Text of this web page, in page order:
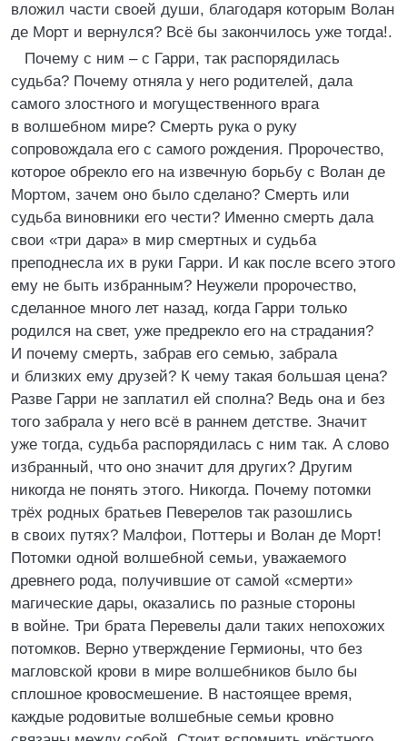
вложил части своей души, благодаря которым Волан
де Морт и вернулся? Всё бы закончилось уже тогда!.
Почему с ним – с Гарри, так распорядилась
судьба? Почему отняла у него родителей, дала
самого злостного и могущественного врага
в волшебном мире? Смерть рука о руку
сопровождала его с самого рождения. Пророчество,
которое обрекло его на извечную борьбу с Волан де
Мортом, зачем оно было сделано? Смерть или
судьба виновники его чести? Именно смерть дала
свои «три дара» в мир смертных и судьба
преподнесла их в руки Гарри. И как после всего этого
ему не быть избранным? Неужели пророчество,
сделанное много лет назад, когда Гарри только
родился на свет, уже предрекло его на страдания?
И почему смерть, забрав его семью, забрала
и близких ему друзей? К чему такая большая цена?
Разве Гарри не заплатил ей сполна? Ведь она и без
того забрала у него всё в раннем детстве. Значит
уже тогда, судьба распорядилась с ним так. А слово
избранный, что оно значит для других? Другим
никогда не понять этого. Никогда. Почему потомки
трёх родных братьев Певерелов так разошлись
в своих путях? Малфои, Поттеры и Волан де Морт!
Потомки одной волшебной семьи, уважаемого
древнего рода, получившие от самой «смерти»
магические дары, оказались по разные стороны
в войне. Три брата Перевелы дали таких непохожих
потомков. Верно утверждение Гермионы, что без
магловской крови в мире волшебников было бы
сплошное кровосмешение. В настоящее время,
каждые родовитые волшебные семьи кровно